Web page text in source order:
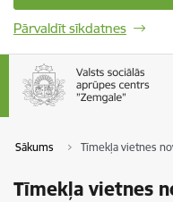
Pārvaldīt sīkdatnes
Sākums Tīmekļa vietnes
Tīmekļa vietnes